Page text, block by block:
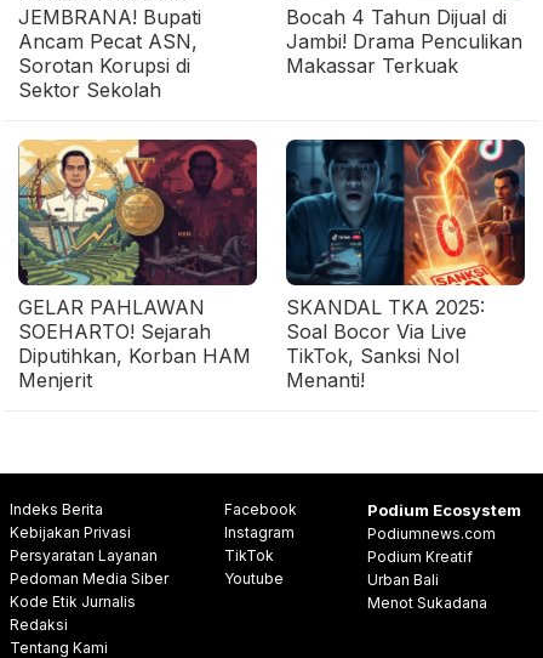
JEMBRANA! Bupati
Ancam Pecat ASN,
Sorotan Korupsi di
Sektor Sekolah
Bocah 4 Tahun Dijual di
Jambi! Drama Penculikan
Makassar Terkuak
GELAR PAHLAWAN
SOEHARTO! Sejarah
Diputihkan, Korban HAM
Menjerit
SKANDAL TKA 2025:
Soal Bocor Via Live
TikTok, Sanksi Nol
Menanti!
Indeks Berita
Kebijakan Privasi
Persyaratan Layanan
Pedoman Media Siber
Kode Etik Jurnalis
Redaksi
Tentang Kami
Facebook
Instagram
TikTok
Youtube
Podium Ecosystem
Podiumnews.com
Podium Kreatif
Urban Bali
Menot Sukadana